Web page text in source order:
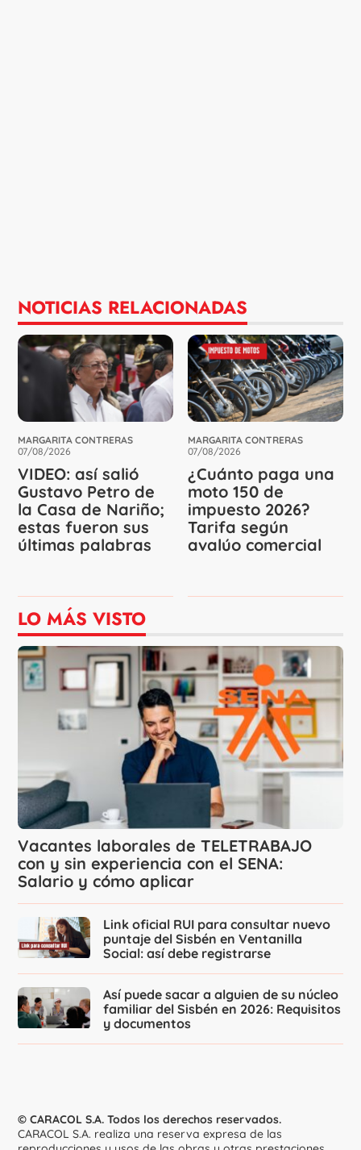
NOTICIAS RELACIONADAS
MARGARITA CONTRERAS
07/08/2026
VIDEO: así salió
Gustavo Petro de
la Casa de Nariño;
estas fueron sus
últimas palabras
MARGARITA CONTRERAS
07/08/2026
¿Cuánto paga una
moto 150 de
impuesto 2026?
Tarifa según
avalúo comercial
LO MÁS VISTO
Vacantes laborales de TELETRABAJO
con y sin experiencia con el SENA:
Salario y cómo aplicar
Link oficial RUI para consultar nuevo
puntaje del Sisbén en Ventanilla
Social: así debe registrarse
Así puede sacar a alguien de su núcleo
familiar del Sisbén en 2026: Requisitos
y documentos
© CARACOL S.A. Todos los derechos reservados.
CARACOL S.A. realiza una reserva expresa de las